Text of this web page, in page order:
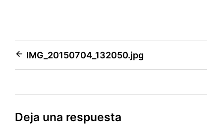
Navegación
de
entradas
IMG_20150704_132050.jpg
Deja una respuesta